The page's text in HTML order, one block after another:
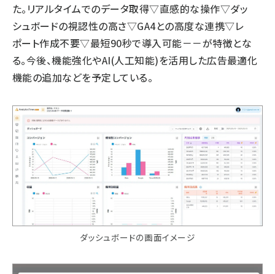
た。リアルタイムでのデータ取得▽直感的な操作▽ダッ
シュボードの視認性の高さ▽GA4との高度な連携▽レ
ポート作成不要▽最短90秒で導入可能－－が特徴とな
る。今後、機能強化やAI(人工知能)を活用した広告最適化
機能の追加などを予定している。
ダッシュボードの画面イメージ